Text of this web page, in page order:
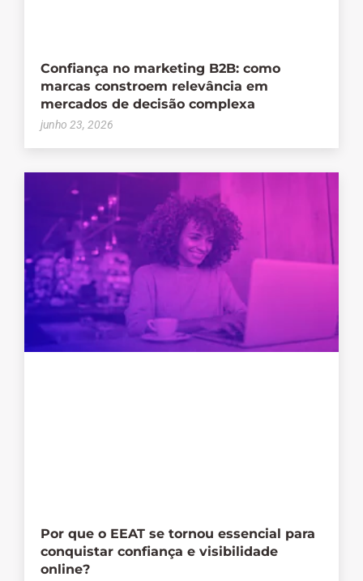
Confiança no marketing B2B: como
marcas constroem relevância em
mercados de decisão complexa
junho 23, 2026
Por que o EEAT se tornou essencial para
conquistar confiança e visibilidade
online?